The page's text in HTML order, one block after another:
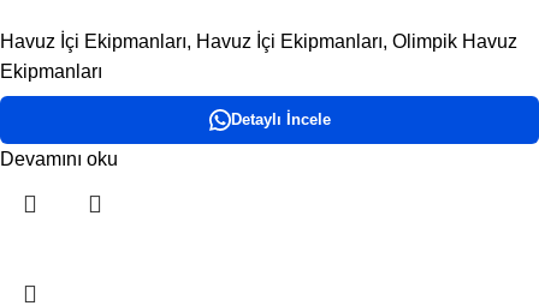
Havuz İçi Ekipmanları, Havuz İçi Ekipmanları, Olimpik Havuz
Ekipmanları
Detaylı İncele
Devamını oku